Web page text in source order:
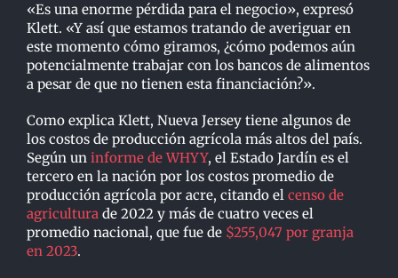
«Es una enorme pérdida para el negocio», expresó
Klett. «Y así que estamos tratando de averiguar en
este momento cómo giramos, ¿cómo podemos aún
potencialmente trabajar con los bancos de alimentos
a pesar de que no tienen esta financiación?».
Como explica Klett, Nueva Jersey tiene algunos de
los costos de producción agrícola más altos del país.
Según un informe de WHYY, el Estado Jardín es el
tercero en la nación por los costos promedio de
producción agrícola por acre, citando el censo de
agricultura de 2022 y más de cuatro veces el
promedio nacional, que fue de $255,047 por granja
en 2023.